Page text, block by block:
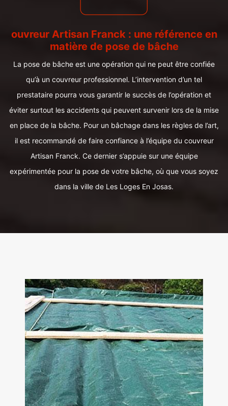
ouvreur Artisan Franck : une référence en
matière de pose de bâche
La pose de bâche est une opération qui ne peut être confiée
qu’à un couvreur professionnel. L’intervention d’un tel
prestataire pourra vous garantir le succès de l’opération et
éviter surtout les accidents qui peuvent survenir lors de la mise
en place de la bâche. Pour un bâchage dans les règles de l’art,
il est recommandé de faire confiance à l’équipe du couvreur
Artisan Franck. Ce dernier s’appuie sur une équipe
expérimentée pour la pose de votre bâche, où que vous soyez
dans la ville de Les Loges En Josas.